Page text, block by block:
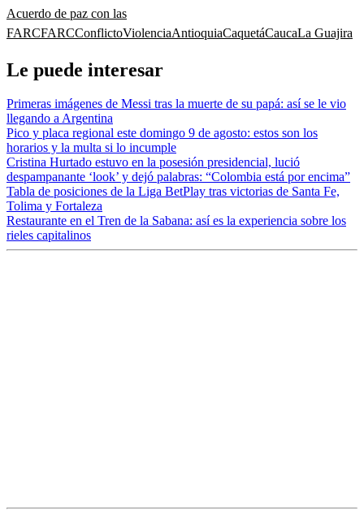
Acuerdo de paz con las
FARCFARCConflictoViolenciaAntioquiaCaquetáCaucaLa Guajira
Le puede interesar
Primeras imágenes de Messi tras la muerte de su papá: así se le vio
llegando a Argentina
Pico y placa regional este domingo 9 de agosto: estos son los
horarios y la multa si lo incumple
Cristina Hurtado estuvo en la posesión presidencial, lució
despampanante ‘look’ y dejó palabras: “Colombia está por encima”
Tabla de posiciones de la Liga BetPlay tras victorias de Santa Fe,
Tolima y Fortaleza
Restaurante en el Tren de la Sabana: así es la experiencia sobre los
rieles capitalinos